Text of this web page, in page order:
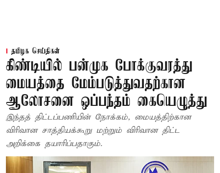
தமிழக செய்திகள்
கிண்டியில் பன்முக போக்குவரத்து
மையத்தை மேம்படுத்துவதற்கான
ஆலோசனை ஒப்பந்தம் கையெழுத்து
இந்தத் திட்டப்பணியின் நோக்கம், மையத்திற்கான
விரிவான சாத்தியக்கூறு மற்றும் விரிவான திட்ட
அறிக்கை தயாரிப்பதாகும்.